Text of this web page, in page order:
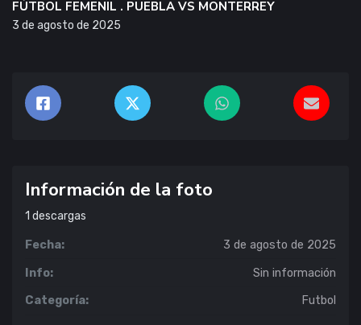
FÚTBOL FEMENIL . PUEBLA VS MONTERREY
3 de agosto de 2025
Información de la foto
1 descargas
Fecha: 3 de agosto de 2025
Info: Sin información
Categoría: Futbol